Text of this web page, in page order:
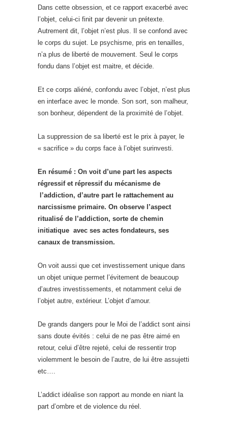
Dans cette obsession, et ce rapport exacerbé avec
l’objet, celui-ci finit par devenir un prétexte.
Autrement dit, l’objet n’est plus. Il se confond avec
le corps du sujet. Le psychisme, pris en tenailles,
n’a plus de liberté de mouvement. Seul le corps
fondu dans l’objet est maitre, et décide.
Et ce corps aliéné, confondu avec l’objet, n’est plus
en interface avec le monde. Son sort, son malheur,
son bonheur, dépendent de la proximité de l’objet.
La suppression de sa liberté est le prix à payer, le
« sacrifice » du corps face à l’objet surinvesti.
En résumé : On voit d’une part les aspects
régressif et répressif du mécanisme de
l’addiction, d’autre part le rattachement au
narcissisme primaire. On observe l’aspect
ritualisé de l’addiction, sorte de chemin
initiatique avec ses actes fondateurs, ses
canaux de transmission.
On voit aussi que cet investissement unique dans
un objet unique permet l’évitement de beaucoup
d’autres investissements, et notamment celui de
l’objet autre, extérieur. L’objet d’amour.
De grands dangers pour le Moi de l’addict sont ainsi
sans doute évités : celui de ne pas être aimé en
retour, celui d’être rejeté, celui de ressentir trop
violemment le besoin de l’autre, de lui être assujetti
etc….
L’addict idéalise son rapport au monde en niant la
part d’ombre et de violence du réel.